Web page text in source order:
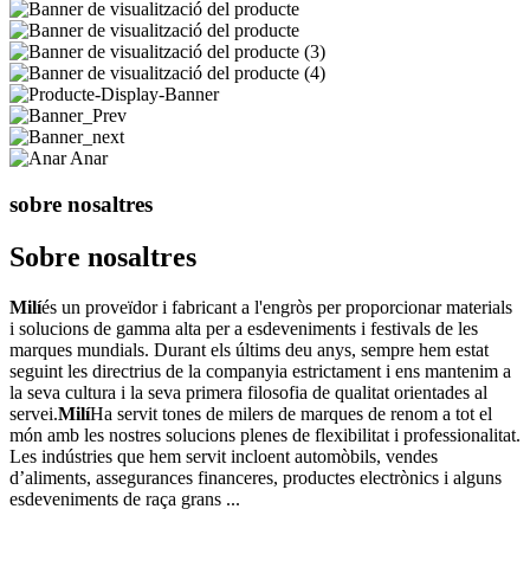
Anar
sobre nosaltres
Sobre nosaltres
Milíés un proveïdor i fabricant a l'engròs per proporcionar materials
i solucions de gamma alta per a esdeveniments i festivals de les
marques mundials. Durant els últims deu anys, sempre hem estat
seguint les directrius de la companyia estrictament i ens mantenim a
la seva cultura i la seva primera filosofia de qualitat orientades al
servei.MilíHa servit tones de milers de marques de renom a tot el
món amb les nostres solucions plenes de flexibilitat i professionalitat.
Les indústries que hem servit incloent automòbils, vendes
d’aliments, assegurances financeres, productes electrònics i alguns
esdeveniments de raça grans ...